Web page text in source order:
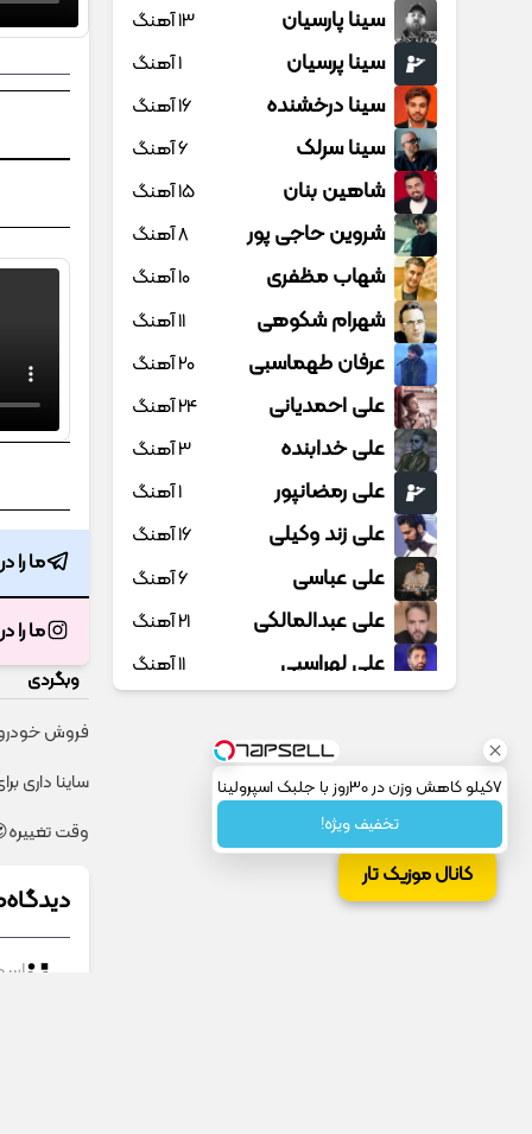
کانال موزیک تار
ما را
ما را
وبگردی
فروش
ساینا داری
وقت تغییره😍😍 با 10 میلیون و هر
سینا پارسیان 13 آهنگ
سینا پرسیان 1 آهنگ
سینا درخشنده 16 آهنگ
سینا سرلک 6 آهنگ
شاهین بنان 15 آهنگ
شروین حاجی پور 8 آهنگ
شهاب مظفری 10 آهنگ
شهرام شکوهی 11 آهنگ
عرفان طهماسبی 20 آهنگ
علی احمدیانی 24 آهنگ
علی خدابنده 3 آهنگ
علی رمضانپور 1 آهنگ
علی زند وکیلی 16 آهنگ
علی عباسی 6 آهنگ
علی عبدالمالکی 21 آهنگ
علی لهراسبی 11 آهنگ
علی میر
علی یاسینی
علیرضا روزگار
علیرضا طلیسچی
7کیلو کاهش وزن در 30روز با جلبک اسپرولینا
تخفیف ویژه!